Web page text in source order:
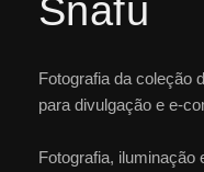
Snafu
Fotografia da coleção
para divulgação e e-
Fotografia, iluminação